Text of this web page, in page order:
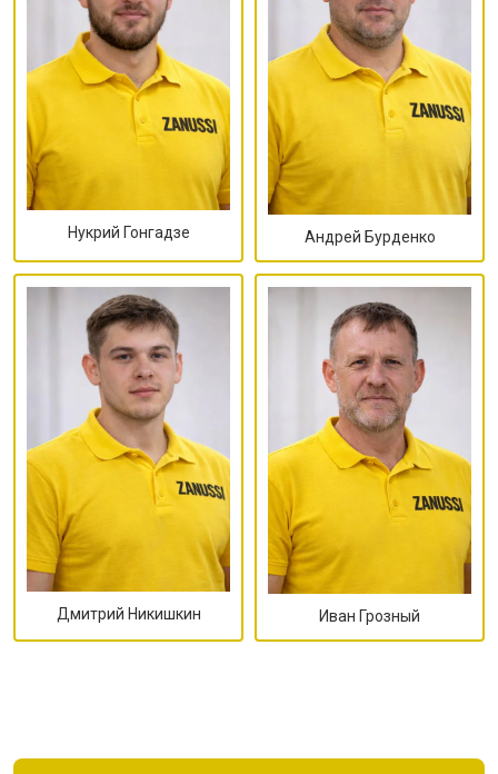
Нукрий Гонгадзе Андрей Бурденко
Дмитрий Никишкин Иван Грозный